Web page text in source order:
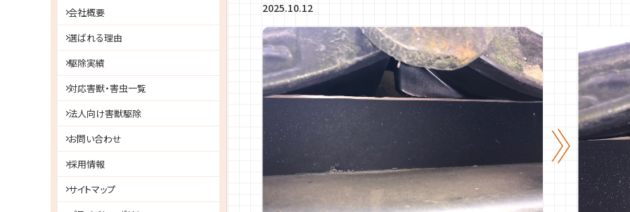
2025.10.12
会社概要
選ばれる理由
駆除実績
対応害獣・害虫一覧
法人向け害獣駆除
お問い合わせ
採用情報
サイトマップ